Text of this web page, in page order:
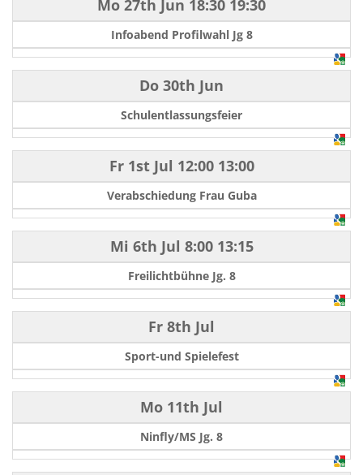
Mo 27th Jun 18:30 19:30
Infoabend Profilwahl Jg 8
Do 30th Jun
Schulentlassungsfeier
Fr 1st Jul 12:00 13:00
Verabschiedung Frau Guba
Mi 6th Jul 8:00 13:15
Freilichtbühne Jg. 8
Fr 8th Jul
Sport-und Spielefest
Mo 11th Jul
Ninfly/MS Jg. 8